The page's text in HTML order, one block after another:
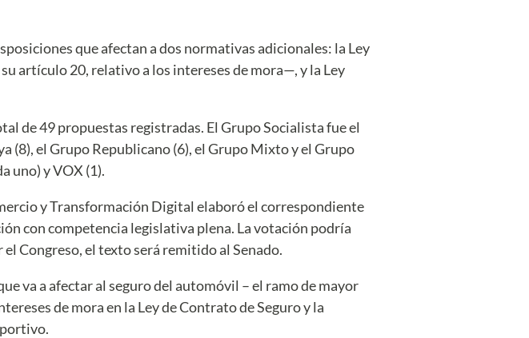
que afectan a dos normativas adicionales: la Ley
artículo 20, relativo a los intereses de mora—, y la Ley
de 49 propuestas registradas. El Grupo Socialista fue el
(8), el Grupo Republicano (6), el Grupo Mixto y el Grupo
uno) y VOX (1).
y Transformación Digital elaboró el correspondiente
con competencia legislativa plena. La votación podría
Congreso, el texto será remitido al Senado.
va a afectar al seguro del automóvil – el ramo de mayor
de mora en la Ley de Contrato de Seguro y la